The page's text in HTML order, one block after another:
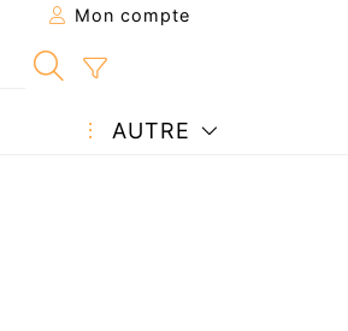
Mon compte
AUTRE